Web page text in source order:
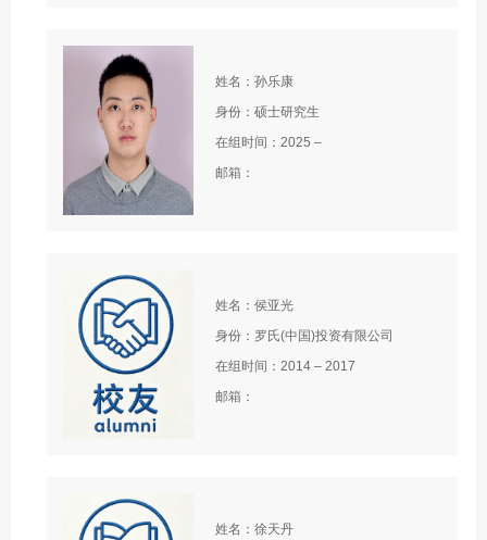
姓名：孙乐康
身份：硕士研究生
在组时间：2025 –
邮箱：
姓名：侯亚光
身份：罗氏(中国)投资有限公司
在组时间：2014 – 2017
邮箱：
姓名：徐天丹